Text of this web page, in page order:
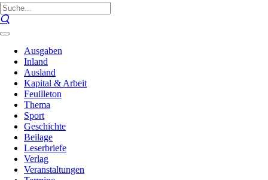
Ausgaben
Inland
Ausland
Kapital & Arbeit
Feuilleton
Thema
Sport
Geschichte
Beilage
Leserbriefe
Verlag
Veranstaltungen